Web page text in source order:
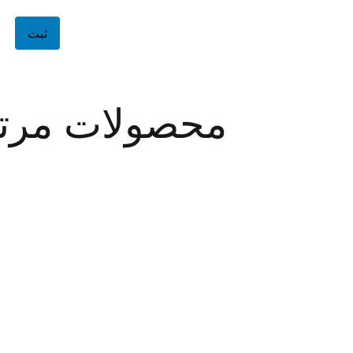
محصولات